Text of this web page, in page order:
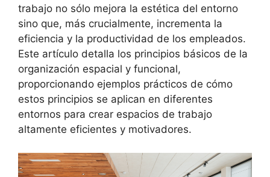
trabajo no sólo mejora la estética del entorno
sino que, más crucialmente, incrementa la
eficiencia y la productividad de los empleados.
Este artículo detalla los principios básicos de la
organización espacial y funcional,
proporcionando ejemplos prácticos de cómo
estos principios se aplican en diferentes
entornos para crear espacios de trabajo
altamente eficientes y motivadores.